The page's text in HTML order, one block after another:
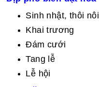
Sinh nhật, thôi nôi
Khai trương
Đám cưới
Tang lễ
Lễ hội